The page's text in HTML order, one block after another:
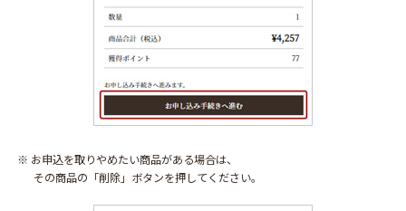
※ お申込を取りやめたい商品がある場合は、
その商品の「削除」ボタンを押してください。